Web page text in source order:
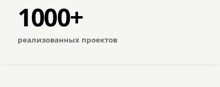
1000+
реализованных проектов